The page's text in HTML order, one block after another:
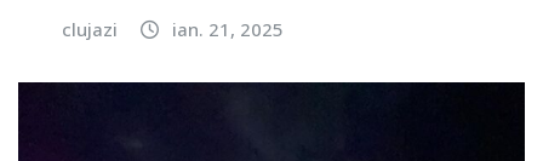
clujazi ian. 21, 2025